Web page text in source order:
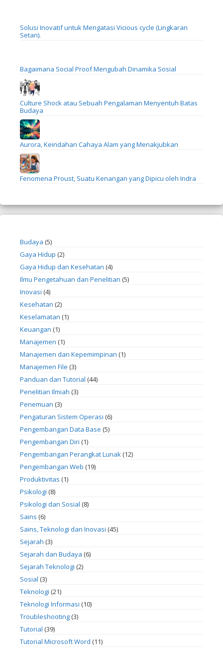
Solusi Inovatif untuk Mengatasi Vicious cycle (Lingkaran
Setan).
Bagaimana Social Proof Mengubah Dinamika Sosial
Culture Shock atau Sebuah Pengalaman Menyentuh Batas
Budaya
Aurora, Keindahan Cahaya Alam yang Menakjubkan
Fenomena Proust, Suatu Kenangan yang Dipicu oleh Indra
Budaya (5)
Gaya Hidup (2)
Gaya Hidup dan Kesehatan (4)
Ilmu Pengetahuan dan Penelitian (5)
Inovasi (4)
Kesehatan (2)
Keselamatan (1)
Keuangan (1)
Manajemen (1)
Manajemen dan Kepemimpinan (1)
Manajemen File (3)
Panduan dan Tutorial (44)
Penelitian Ilmiah (3)
Penemuan (3)
Pengaturan Sistem Operasi (6)
Pengembangan Data Base (5)
Pengembangan Diri (1)
Pengembangan Perangkat Lunak (12)
Pengembangan Web (19)
Produktivitas (1)
Psikologi (8)
Psikologi dan Sosial (8)
Sains (6)
Sains, Teknologi dan Inovasi (45)
Sejarah (3)
Sejarah dan Budaya (6)
Sejarah Teknologi (2)
Sosial (3)
Teknologi (21)
Teknologi Informasi (10)
Troubleshooting (3)
Tutorial (39)
Tutorial Microsoft Word (11)